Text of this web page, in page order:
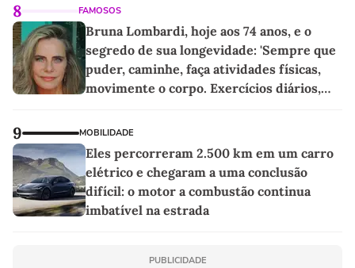
8 FAMOSOS
Bruna Lombardi, hoje aos 74 anos, e o
segredo de sua longevidade: 'Sempre que
puder, caminhe, faça atividades físicas,
movimente o corpo. Exercícios diários,
9 MOBILIDADE
Eles percorreram 2.500 km em um carro
elétrico e chegaram a uma conclusão
difícil: o motor a combustão continua
imbatível na estrada
PUBLICIDADE